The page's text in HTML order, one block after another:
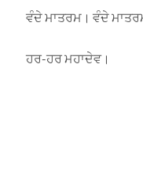
ਵੰਦੇ ਮਾਤਰਮ। ਵੰਦੇ
ਹਰ-ਹਰ ਮਹਾਦੇਵ।